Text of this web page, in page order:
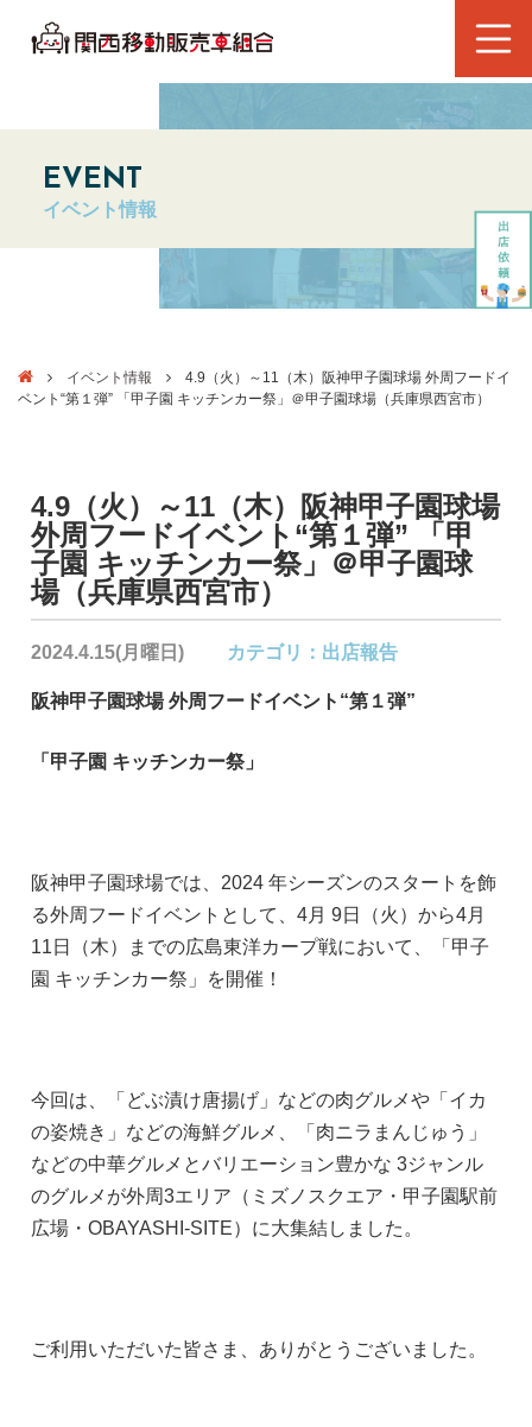
EVENT
イベント情報
イベント情報
4.9（火）～11（木）阪神甲子園球場 外周フードイ
ベント“第１弾” 「甲子園 キッチンカー祭」＠甲子園球場（兵庫県西宮市）
4.9（火）～11（木）阪神甲子園球場
外周フードイベント“第１弾” 「甲
子園 キッチンカー祭」＠甲子園球
場（兵庫県西宮市）
2024.4.15(月曜日) カテゴリ： 出店報告
阪神甲子園球場 外周フードイベント“第１弾”
「甲子園 キッチンカー祭」
阪神甲子園球場では、2024 年シーズンのスタートを飾
る外周フードイベントとして、4月 9日（火）から4月
11日（木）までの広島東洋カープ戦において、「甲子
園 キッチンカー祭」を開催！
今回は、「どぶ漬け唐揚げ」などの肉グルメや「イカ
の姿焼き」などの海鮮グルメ、「肉ニラまんじゅう」
などの中華グルメとバリエーション豊かな 3ジャンル
のグルメが外周3エリア（ミズノスクエア・甲子園駅前
広場・OBAYASHI-SITE）に大集結しました。
ご利用いただいた皆さま、ありがとうございました。